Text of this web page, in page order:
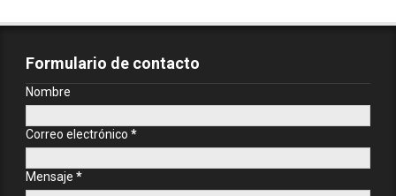
Formulario de contacto
Nombre
Correo electrónico *
Mensaje *